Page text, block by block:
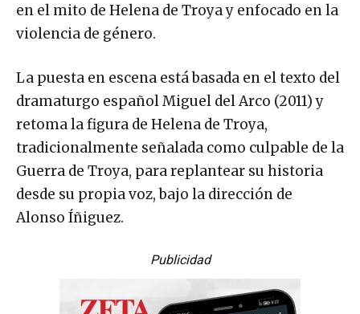
en el mito de Helena de Troya y enfocado en la
violencia de género.
La puesta en escena está basada en el texto del
dramaturgo español Miguel del Arco (2011) y
retoma la figura de Helena de Troya,
tradicionalmente señalada como culpable de la
Guerra de Troya, para replantear su historia
desde su propia voz, bajo la dirección de
Alonso Íñiguez.
Publicidad